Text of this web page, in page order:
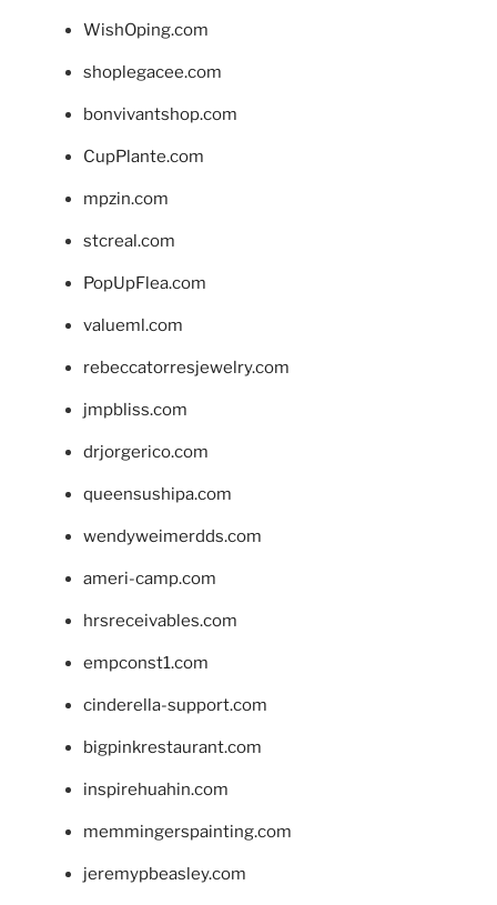
WishOping.com
shoplegacee.com
bonvivantshop.com
CupPlante.com
mpzin.com
stcreal.com
PopUpFlea.com
valueml.com
rebeccatorresjewelry.com
jmpbliss.com
drjorgerico.com
queensushipa.com
wendyweimerdds.com
ameri-camp.com
hrsreceivables.com
empconst1.com
cinderella-support.com
bigpinkrestaurant.com
inspirehuahin.com
memmingerspainting.com
jeremypbeasley.com